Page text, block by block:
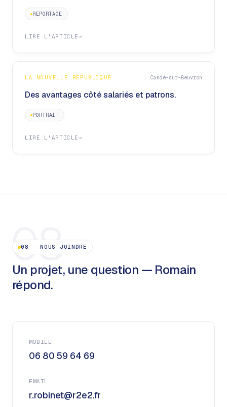
REPORTAGE
LIRE L'ARTICLE→
LA NOUVELLE RÉPUBLIQUE Candé-sur-Beuvron
Des avantages côté salariés et patrons.
PORTRAIT
LIRE L'ARTICLE→
08
08 ·NOUS JOINDRE
Un projet, une question — Romain
répond.
MOBILE
06 80 59 64 69
EMAIL
r.robinet@r2e2.fr